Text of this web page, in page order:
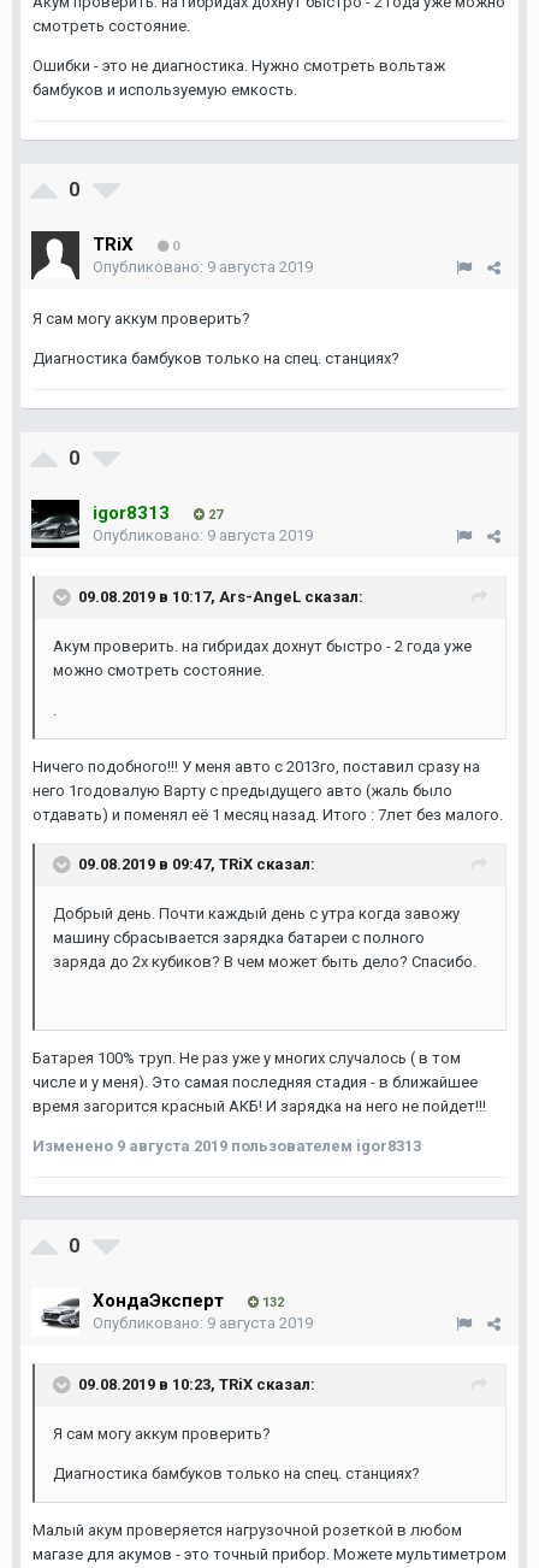
смотреть состояние.
Ошибки - это не диагностика. Нужно смотреть вольтаж
бамбуков и используемую емкость.
0
TRiX 0
Опубликовано: 9 августа 2019
Я сам могу аккум проверить?
Диагностика бамбуков только на спец. станциях?
0
igor8313 27
Опубликовано: 9 августа 2019
09.08.2019 в 10:17, Ars-AngeL сказал:
Акум проверить. на гибридах дохнут быстро - 2 года уже
можно смотреть состояние.
.
Ничего подобного!!! У меня авто с 2013го, поставил сразу на
него 1годовалую Варту с предыдущего авто (жаль было
отдавать) и поменял её 1 месяц назад. Итого : 7лет без малого.
09.08.2019 в 09:47, TRiX сказал:
Добрый день. Почти каждый день с утра когда завожу
машину сбрасывается зарядка батареи с полного
заряда до 2х кубиков? В чем может быть дело? Спасибо.
Батарея 100% труп. Не раз уже у многих случалось ( в том
числе и у меня). Это самая последняя стадия - в ближайшее
время загорится красный АКБ! И зарядка на него не пойдет!!!
Изменено 9 августа 2019 пользователем igor8313
0
ХондаЭксперт 132
Опубликовано: 9 августа 2019
09.08.2019 в 10:23, TRiX сказал:
Я сам могу аккум проверить?
Диагностика бамбуков только на спец. станциях?
Малый акум проверяется нагрузочной розеткой в любом
магазе для акумов - это точный прибор. Можете мультиметром